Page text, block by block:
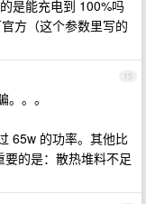
是能充电到 100%吗
方（这个参数里写的
15
。。
65w 的功率。其他比
的是：散热堆料不足